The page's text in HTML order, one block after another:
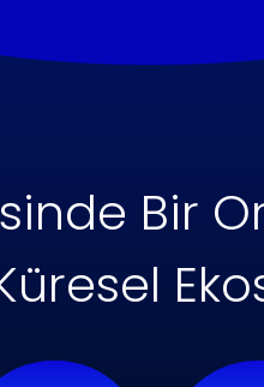
Bir